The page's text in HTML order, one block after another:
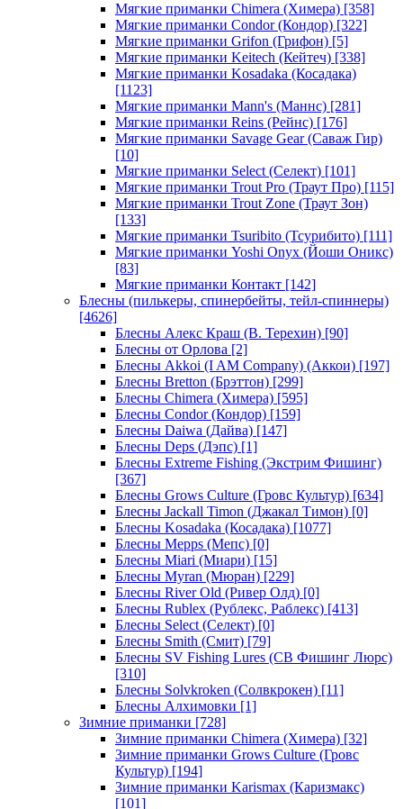
Мягкие приманки Chimera (Химера) [358]
Мягкие приманки Condor (Кондор) [322]
Мягкие приманки Grifon (Грифон) [5]
Мягкие приманки Keitech (Кейтеч) [338]
Мягкие приманки Kosadaka (Косадака)
[1123]
Мягкие приманки Mann's (Маннс) [281]
Мягкие приманки Reins (Рейнс) [176]
Мягкие приманки Savage Gear (Саваж Гир)
[10]
Мягкие приманки Select (Селект) [101]
Мягкие приманки Trout Pro (Траут Про) [115]
Мягкие приманки Trout Zone (Траут Зон)
[133]
Мягкие приманки Tsuribito (Тсурибито) [111]
Мягкие приманки Yoshi Onyx (Йоши Оникс)
[83]
Мягкие приманки Контакт [142]
Блесны (пилькеры, спинербейты, тейл-спиннеры)
[4626]
Блесны Алекс Краш (В. Терехин) [90]
Блесны от Орлова [2]
Блесны Akkoi (I AM Company) (Аккои) [197]
Блесны Bretton (Брэттон) [299]
Блесны Chimera (Химера) [595]
Блесны Condor (Кондор) [159]
Блесны Daiwa (Дайва) [147]
Блесны Deps (Дэпс) [1]
Блесны Extreme Fishing (Экстрим Фишинг)
[367]
Блесны Grows Culture (Гровс Культур) [634]
Блесны Jackall Timon (Джакал Тимон) [0]
Блесны Kosadaka (Косадака) [1077]
Блесны Mepps (Мепс) [0]
Блесны Miari (Миари) [15]
Блесны Myran (Мюран) [229]
Блесны River Old (Ривер Олд) [0]
Блесны Rublex (Рублекс, Раблекс) [413]
Блесны Select (Селект) [0]
Блесны Smith (Смит) [79]
Блесны SV Fishing Lures (СВ Фишинг Люрс)
[310]
Блесны Solvkroken (Солвкрокен) [11]
Блесны Алхимовки [1]
Зимние приманки [728]
Зимние приманки Chimera (Химера) [32]
Зимние приманки Grows Culture (Гровс
Культур) [194]
Зимние приманки Karismax (Каризмакс)
[101]